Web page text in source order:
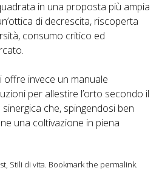
in una proposta più ampia
di decrescita, riscoperta
consumo critico ed
invece un manuale
per allestire l’orto secondo il
che, spingendosi ben
una coltivazione in piena
, Stili di vita. Bookmark the permalink.